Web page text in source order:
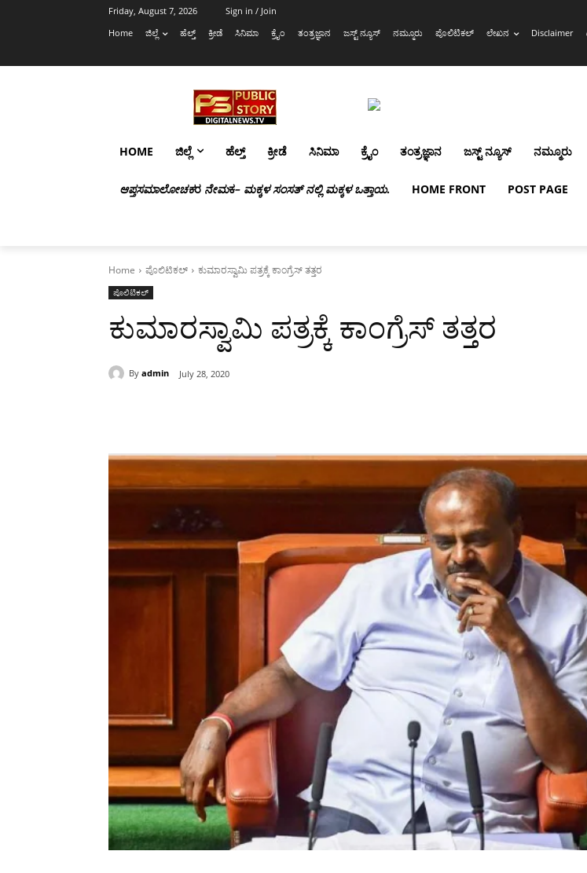
Friday, August 7, 2026
Sign in / Join
Home
ಜಿಲ್ಲೆ ಹೆಲ್ತ್ ಕ್ರೀಡೆ ಸಿನಿಮಾ ಕ್ರೈಂ ತಂತ್ರಜ್ಞಾನ ಜಸ್ಟ್ ನ್ಯೂಸ್ ನಮ್ಮೂರು ಪೊಲಿಟಿಕಲ್ ಲೇಖನ Disclaimer
HOME ಜಿಲ್ಲೆ ಹೆಲ್ತ್ ಕ್ರೀಡೆ ಸಿನಿಮಾ ಕ್ರೈಂ ತಂತ್ರಜ್ಞಾನ ಜಸ್ಟ್ ನ್ಯೂಸ್ ನಮ್ಮೂರು
ಆಪ್ತಸಮಾಲೋಚಕರ ನೇಮಕ– ಮಕ್ಕಳ ಸಂಸತ್ ನಲ್ಲಿ ಮಕ್ಕಳ ಒತ್ತಾಯ. HOME FRONT POST PAGE
Home ಪೊಲಿಟಿಕಲ್ ಕುಮಾರಸ್ವಾಮಿ ಪತ್ರಕ್ಕೆ ಕಾಂಗ್ರೆಸ್ ತತ್ತರ
ಪೊಲಿಟಿಕಲ್
ಕುಮಾರಸ್ವಾಮಿ ಪತ್ರಕ್ಕೆ ಕಾಂಗ್ರೆಸ್ ತತ್ತರ
By admin July 28, 2020